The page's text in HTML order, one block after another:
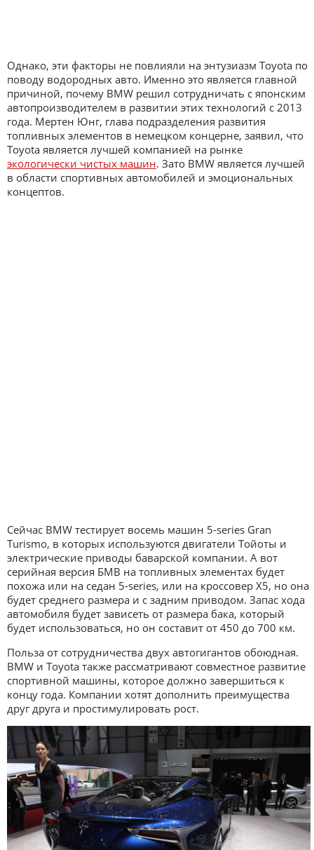
Однако, эти факторы не повлияли на энтузиазм Toyota по
поводу водородных авто. Именно это является главной
причиной, почему BMW решил сотрудничать с японским
автопроизводителем в развитии этих технологий с 2013
года. Мертен Юнг, глава подразделения развития
топливных элементов в немецком концерне, заявил, что
Toyota является лучшей компанией на рынке
экологически чистых машин. Зато BMW является лучшей
в области спортивных автомобилей и эмоциональных
концептов.
Сейчас BMW тестирует восемь машин 5-series Gran
Turismo, в которых используются двигатели Тойоты и
электрические приводы баварской компании. А вот
серийная версия БМВ на топливных элементах будет
похожа или на седан 5-series, или на кроссовер X5, но она
будет среднего размера и с задним приводом. Запас хода
автомобиля будет зависеть от размера бака, который
будет использоваться, но он составит от 450 до 700 км.
Польза от сотрудничества двух автогигантов обоюдная.
BMW и Toyota также рассматривают совместное развитие
спортивной машины, которое должно завершиться к
концу года. Компании хотят дополнить преимущества
друг друга и простимулировать рост.